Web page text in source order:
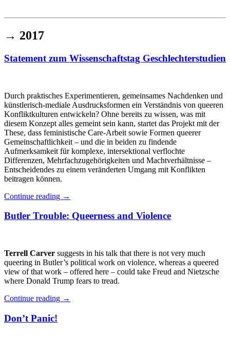
queer-institut
Institut für queer theory
→ 2017
Statement zum Wissenschaftstag Geschlechterstudien
Durch praktisches Experimentieren, gemeinsames Nachdenken und
künstlerisch-mediale Ausdrucksformen ein Verständnis von queeren
Konfliktkulturen entwickeln? Ohne bereits zu wissen, was mit
diesem Konzept alles gemeint sein kann, startet das Projekt mit der
These, dass feministische Care-Arbeit sowie Formen queerer
Gemeinschaftlichkeit – und die in beiden zu findende
Aufmerksamkeit für komplexe, intersektional verflochte
Differenzen, Mehrfachzugehörigkeiten und Machtverhältnisse –
Entscheidendes zu einem veränderten Umgang mit Konflikten
beitragen können.
Continue reading →
Butler Trouble: Queerness and Violence
Terrell Carver suggests in his talk that there is not very much
queering in Butler’s political work on violence, whereas a queered
view of that work – offered here – could take Freud and Nietzsche
where Donald Trump fears to tread.
Continue reading →
Don’t Panic!